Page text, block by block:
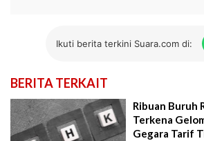
Ikuti berita terkini Suara.com di:
BERITA TERKAIT
Ribuan Buruh
Terkena
Gegara Tarif